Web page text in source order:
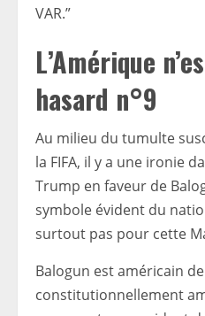
VAR.”
L’Amérique
hasard n°9
Au milieu du tumulte
la FIFA, il y a une ironie
Trump en faveur de
symbole évident du
surtout pas pour cette
Balogun est américain
constitutionnellement